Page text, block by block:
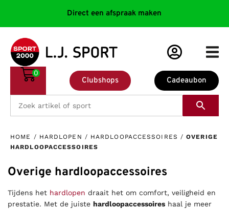
Direct een afspraak maken
Cadeaubon
Clubshops
0
HOME / HARDLOPEN / HARDLOOPACCESSOIRES /OVERIGE
HARDLOOPACCESSOIRES
Overige hardloopaccessoires
Tijdens het hardlopen draait het om comfort, veiligheid en
prestatie. Met de juiste hardloopaccessoires haal je meer